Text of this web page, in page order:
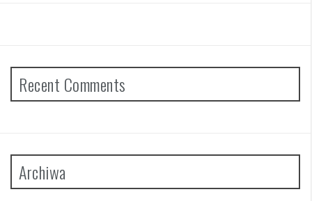
Recent Comments
Archiwa